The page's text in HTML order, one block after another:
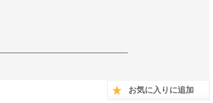
お気に入りに追加